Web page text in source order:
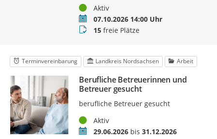
StatusAktiv
Termin07.10.2026 14:00 Uhr
Buchungsstatus
15freie Plätze
Terminvereinbarung Landkreis Nordsachsen Arbeit
Berufliche Betreuerinnen und
Betreuer gesucht
berufliche Betreuer gesucht
StatusAktiv
Zeitraum29.06.2026bis 31.12.2026